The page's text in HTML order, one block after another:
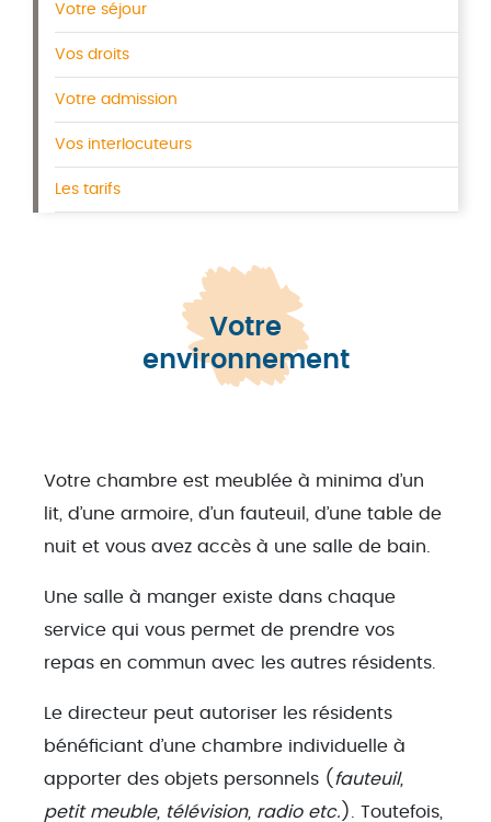
Votre séjour
Vos droits
Votre admission
Vos interlocuteurs
Les tarifs
Votre
environnement
Votre chambre est meublée à minima d’un
lit, d’une armoire, d’un fauteuil, d’une table de
nuit et vous avez accès à une salle de bain.
Une salle à manger existe dans chaque
service qui vous permet de prendre vos
repas en commun avec les autres résidents.
Le directeur peut autoriser les résidents
bénéficiant d’une chambre individuelle à
apporter des objets personnels ( fauteuil,
petit meuble, télévision, radio etc. ). Toutefois,